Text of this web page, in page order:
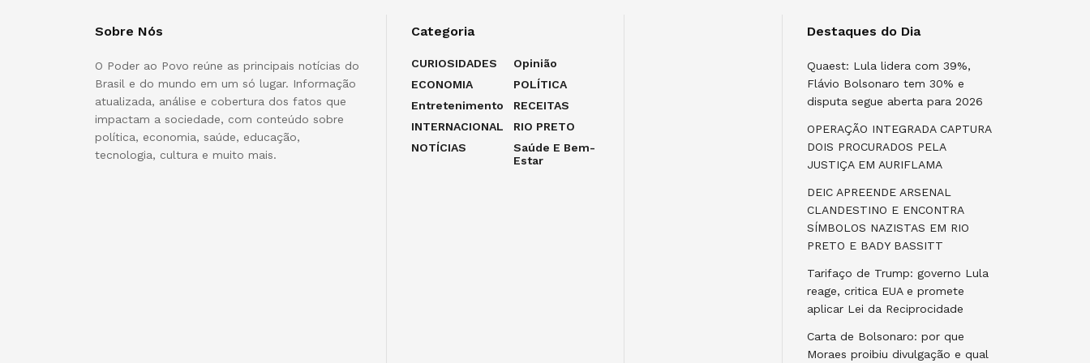
Sobre Nós
O Poder ao Povo reúne as principais notícias do
Brasil e do mundo em um só lugar. Informação
atualizada, análise e cobertura dos fatos que
impactam a sociedade, com conteúdo sobre
política, economia, saúde, educação,
tecnologia, cultura e muito mais.
Categoria
CURIOSIDADES
ECONOMIA
Entretenimento
INTERNACIONAL
NOTÍCIAS
Opinião
POLÍTICA
RECEITAS
RIO PRETO
Saúde E Bem-
Estar
Destaques do Dia
Quaest: Lula lidera com 39%,
Flávio Bolsonaro tem 30% e
disputa segue aberta para 2026
OPERAÇÃO INTEGRADA CAPTURA
DOIS PROCURADOS PELA
JUSTIÇA EM AURIFLAMA
DEIC APREENDE ARSENAL
CLANDESTINO E ENCONTRA
SÍMBOLOS NAZISTAS EM RIO
PRETO E BADY BASSITT
Tarifaço de Trump: governo Lula
reage, critica EUA e promete
aplicar Lei da Reciprocidade
Carta de Bolsonaro: por que
Moraes proibiu divulgação e qual